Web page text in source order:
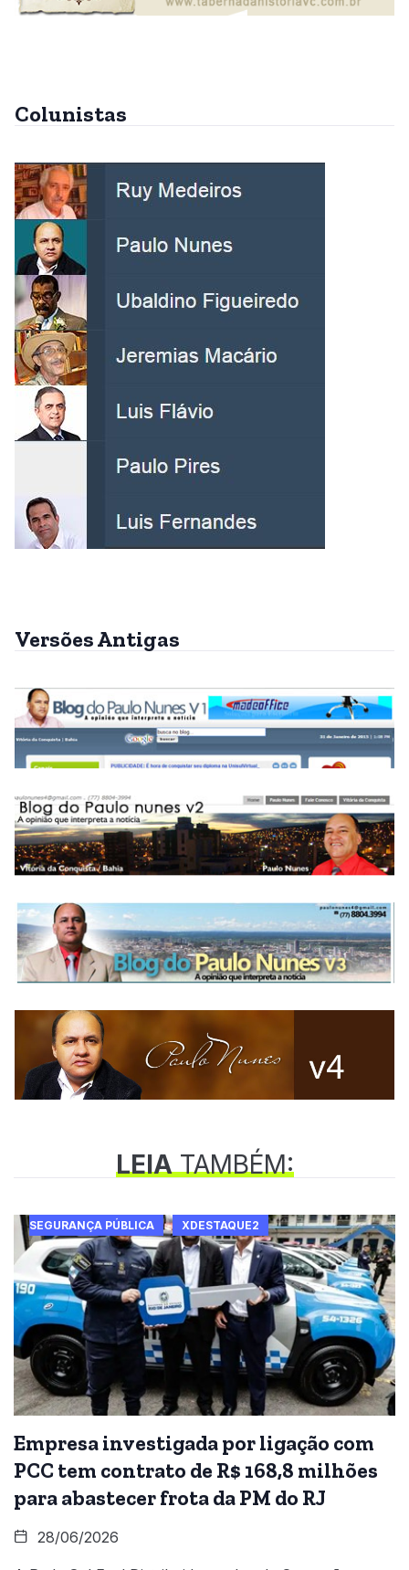
Colunistas
Versões Antigas
LEIATAMBÉM:
SEGURANÇA PÚBLICA XDESTAQUE2
Empresa investigada por ligação com
PCC tem contrato de R$ 168,8 milhões
para abastecer frota da PM do RJ
28/06/2026